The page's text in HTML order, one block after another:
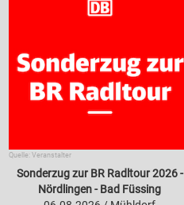
Quelle: Veranstalter
Sonderzug zur BR Radltour 2026 -
Nördlingen - Bad Füssing